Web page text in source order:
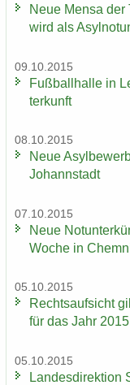
Neue Mensa
wird als
09.10.2015
Fuß­ball­hal­le in
ter­kunft
08.10.2015
Neue
Johannstadt
07.10.2015
Neue
Woche in
05.10.2015
Rechts­auf­sicht
für das Jahr
05.10.2015
Lan­des­di­rek­ti­on